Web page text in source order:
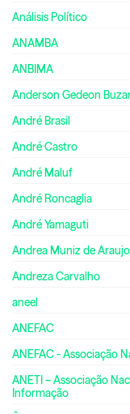
Análisis Político
ANAMBA
ANBIMA
Anderson Gedeon
André Brasil
André Castro
André Maluf
André Roncaglia
André Yamaguti
Andrea Muniz de Araujo
Andreza Carvalho
aneel
ANEFAC
ANEFAC - Associação
ANETI – Associação
Informação